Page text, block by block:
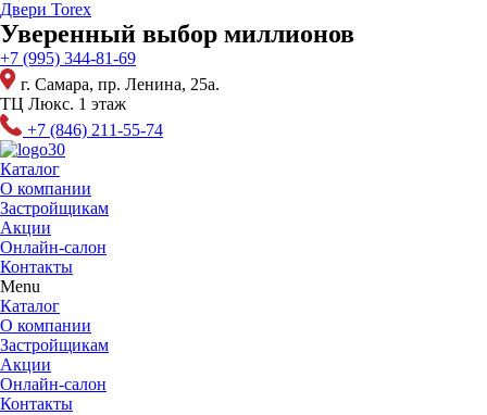
Перейти
к
содержимому
Двери Torex
Уверенный выбор миллионов
+7 (995) 344-81-69
г. Самара, пр. Ленина, 25а.
ТЦ Люкс. 1 этаж
+7 (846) 211-55-74
Каталог
О компании
Застройщикам
Акции
Онлайн-салон
Контакты
Menu
Каталог
О компании
Застройщикам
Акции
Онлайн-салон
Контакты